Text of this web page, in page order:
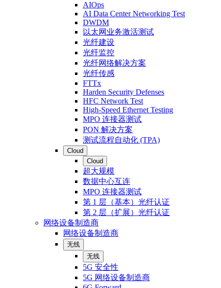
AIOps
AI Data Center Networking Test
DWDM
以太网业务激活测试
光纤建设
光纤监控
光纤网络解决方案
光纤传感
FTTx
Harden Security Defenses
HFC Network Test
High-Speed Ethernet Testing
MPO 连接器测试
PON 解决方案
测试流程自动化 (TPA)
Cloud
Cloud
超大规模
数据中心互连
MPO 连接器测试
第 1 层（基本）光纤认证
第 2 层（扩展）光纤认证
网络设备制造商
网络设备制造商
无线
无线
5G 安全性
5G 网络设备制造商